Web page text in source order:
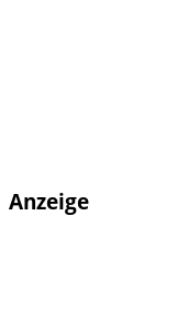
Anzeige